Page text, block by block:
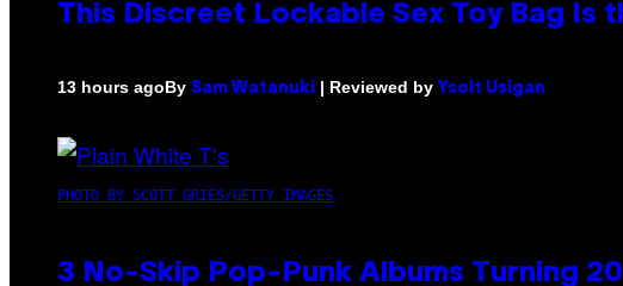
This Discreet Lockable Sex Toy Bag Is
13 hours agoBy Sam Watanuki | Reviewed by Ysolt Usigan
PHOTO BY SCOTT GRIES/GETTY IMAGES
3 No-Skip Pop-Punk Albums Turning 20